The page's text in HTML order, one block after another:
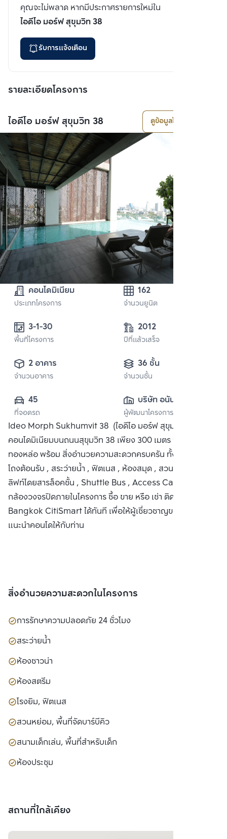
คุณจะไม่พลาด หากมีประกาศรายการใหม่ใน
ไอดีโอ มอร์ฟ สุขุมวิท 38
รับการแจ้งเตือน
รายละเอียดโครงการ
ไอดีโอ มอร์ฟ สุขุมวิท 38 ดูข้อมูลโครงการ
คอนโดมิเนียม
ประเภทโครงการ
162
จำนวนยูนิต
3-1-30
พื้นที่โครงการ
2012
ปีที่แล้วเสร็จ
2 อาคาร
จำนวนอาคาร
36 ชั้น
จำนวนชั้น
45
ที่จอดรถ
บริษัท อนันดา ดี
เวลลอปเมนท์ จำกัด
(มหาชน)
ผู้พัฒนาโครงการ
Ideo Morph Sukhumvit 38 (ไอดีโอ มอร์ฟ สุขุมวิท 38)
คอนโดมิเนียมบนถนนสุขุมวิท 38 เพียง 300 เมตร จาก BTS
ทองหล่อ พร้อม สิ่งอำนวยความสะดวกครบครัน ทั้งที่จอดรถ ,
โถงต้อนรับ , สระว่ายน้ำ , ฟิตเนส , ห้องสมุด , สวนลอยฟ้า ,
ลิฟท์โดยสารล็อคชั้น , Shuttle Bus , Access Card Control ,
กล้องวงจรปิดภายในโครงการ ซื้อ ขาย หรือ เช่า ติดต่อหาเรา
Bangkok CitiSmart ได้ทันที เพื่อให้ผู้เชี่ยวชาญของเราได้
แนะนำคอนโดให้กับท่าน
สิ่งอำนวยความสะดวกในโครงการ
การรักษาความปลอดภัย 24 ชั่วโมง
สระว่ายน้ำ
ห้องซาวน่า
ห้องสตรีม
โรงยิม, ฟิตเนส
สวนหย่อม, พื้นที่จัดบาร์บีคิว
สนามเด็กเล่น, พื้นที่สำหรับเด็ก
ห้องประชุม
สถานที่ใกล้เคียง